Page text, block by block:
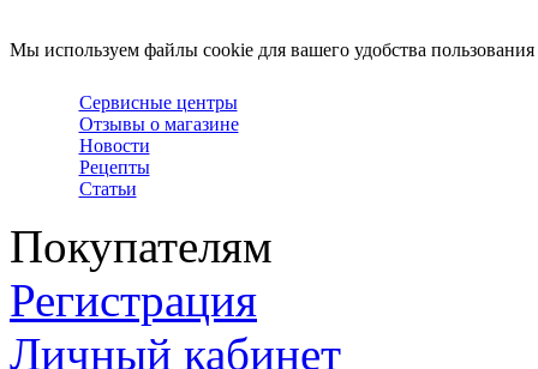
Мы используем файлы cookie для вашего удобства
Сервисные центры
Отзывы о магазине
Новости
Рецепты
Статьи
Покупателям
Регистрация
Личный кабинет